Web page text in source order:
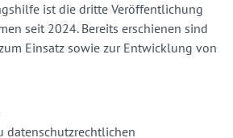
ist die dritte Veröffentlichung
seit 2024. Bereits erschienen sind
Einsatz sowie zur Entwicklung von
datenschutzrechtlichen